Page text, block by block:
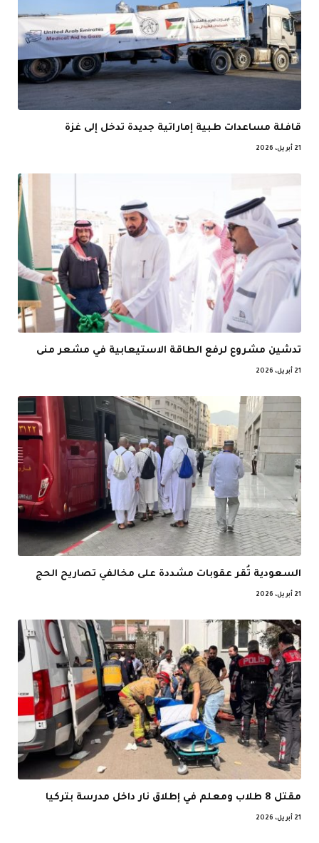
قافلة مساعدات طبية إماراتية جديدة تدخل إلى غزة
21 أبريل، 2026
تدشين مشروع لرفع الطاقة الاستيعابية في مشعر منى
21 أبريل، 2026
السعودية تُقر عقوبات مشددة على مخالفي تصاريح الحج
21 أبريل، 2026
مقتل 8 طلاب ومعلم في إطلاق نار داخل مدرسة بتركيا
21 أبريل، 2026